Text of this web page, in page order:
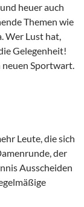
heuer auch
Themen wie
Wer Lust hat,
Gelegenheit!
neuen Sportwart.
Leute, die sich
der
Ausscheiden